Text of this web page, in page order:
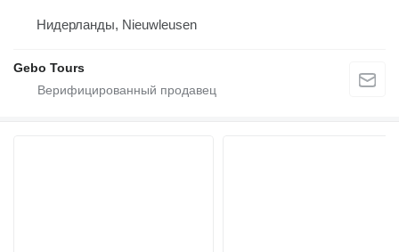
Нидерланды, Nieuwleusen
Gebo Tours